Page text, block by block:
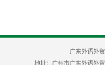
广东外语外
地址：广州市广东外语外